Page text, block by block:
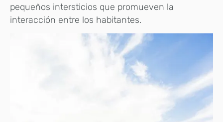
pequeños intersticios que promueven la
interacción entre los habitantes.